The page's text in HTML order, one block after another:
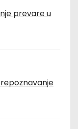
prevare u